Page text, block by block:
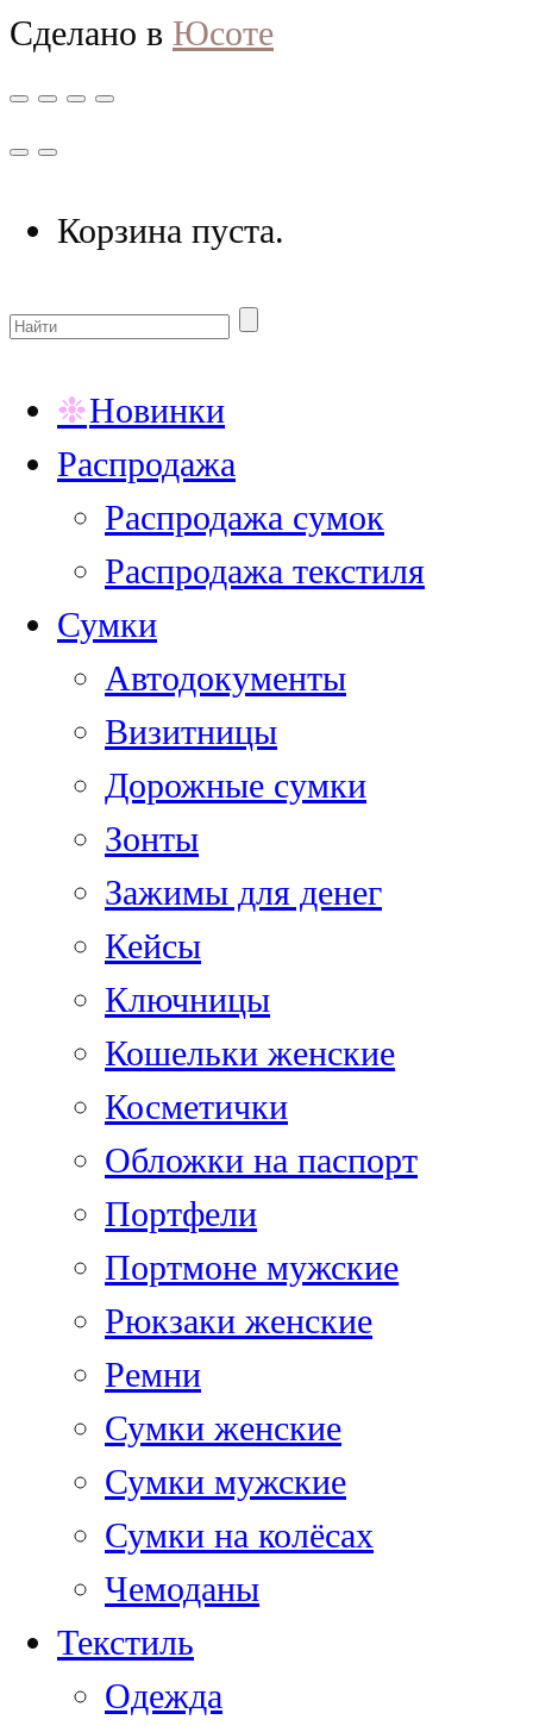
Сделано в Юсоте
Корзина пуста.
Новинки
Распродажа
Распродажа сумок
Распродажа текстиля
Сумки
Автодокументы
Визитницы
Дорожные сумки
Зонты
Зажимы для денег
Кейсы
Ключницы
Кошельки женские
Косметички
Обложки на паспорт
Портфели
Портмоне мужские
Рюкзаки женские
Ремни
Сумки женские
Сумки мужские
Сумки на колёсах
Чемоданы
Текстиль
Одежда